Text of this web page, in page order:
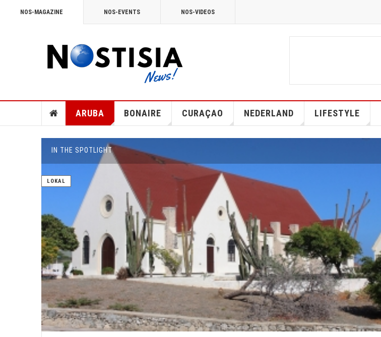
NOS-MAGAZINE NOS-EVENTS NOS-VIDEOS
ARUBA BONAIRE CURAÇAO NEDERLAND LIFESTYLE
IN THE SPOTLIGHT
LOKAL